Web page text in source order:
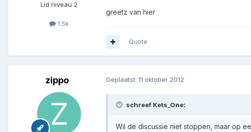
Lid niveau 2
1.5k
greetz van hier
Quote
zippo Geplaatst: 11 oktober 2012
schreef Kets_One:
Wil de discussie niet stoppen, maar op